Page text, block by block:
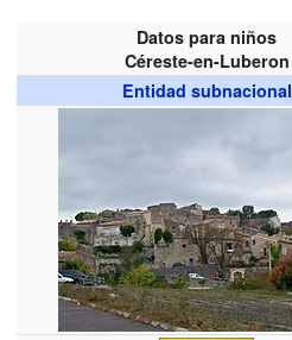
Datos para niños
Céreste-en-Luberon
Entidad subnacional